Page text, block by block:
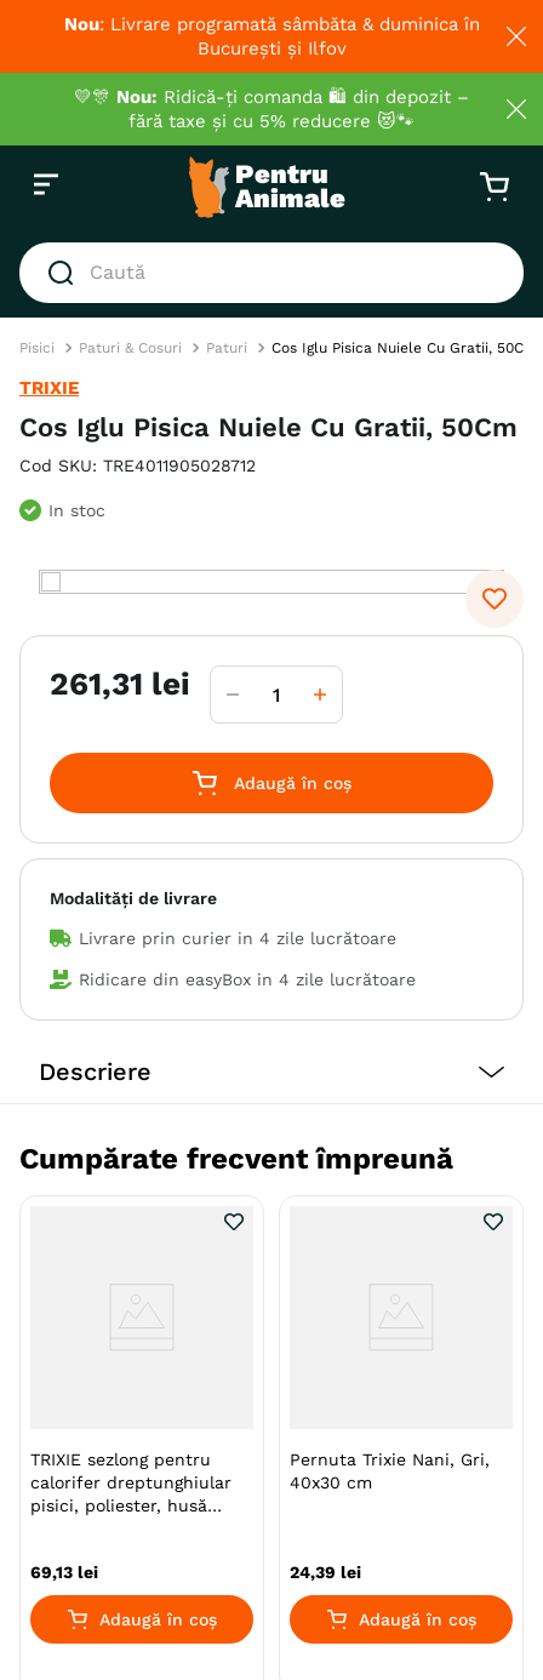
Nou: Livrare programată sâmbăta & duminica în
București și Ilfov
💛🎊 Nou: Ridică-ți comanda 🛍️ din depozit –
fără taxe și cu 5% reducere 😻🐾
Caută
6. hrana uscata câini
brit caini
recompense caini
Pisici Paturi & Cosuri Paturi Cos Iglu Pisica Nuiele Cu Gratii, 50Cm
TRIXIE
Cos Iglu Pisica Nuiele Cu Gratii, 50Cm
Cod SKU: TRE4011905028712
In stoc
261,31 lei
Adaugă în coș
Modalități de livrare
Livrare prin curier in 4 zile lucrătoare
Ridicare din easyBox in 4 zile lucrătoare
Descriere
Producator
Cumpărate frecvent împreună
TRIXIE sezlong pentru
calorifer dreptunghiular
pisici, poliester, husă
69,13 lei
Adaugă în coș
Pernuta Trixie Nani, Gri,
40x30 cm
24,39 lei
Adaugă în coș